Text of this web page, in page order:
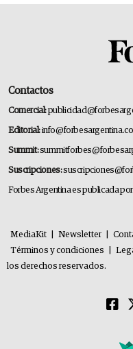
Contactos
Comercial:
Editorial:
Summit:
Suscripciones:
Forbes Argentina es publicada
MediaKit Newsletter
Términos y condiciones
los derechos reservados.